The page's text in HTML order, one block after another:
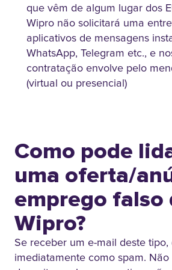
que vêm de algum lugar dos
Wipro não solicitará uma
aplicativos de mensagens
WhatsApp, Telegram etc., e
contratação envolve pelo
(virtual ou presencial)
Como pode
uma oferta/
emprego falso
Wipro?
Se receber um e-mail deste tipo,
imediatamente como spam.